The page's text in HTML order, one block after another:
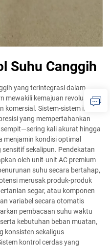
Suhu Canggih
yang terintegrasi dalam
mewakili kemajuan revolusioner
Sistem-sistem ini
yang mempertahankan
kali akurat hingga
kondisi optimal
sekalipun. Pendekatan
oleh unit-unit AC premium
suhu secara bertahap,
merusak produk-produk
segar, atau komponen
variabel secara otomatis
pembacaan suhu waktu
kebutuhan beban muatan,
konsisten sekaligus
kontrol cerdas yang